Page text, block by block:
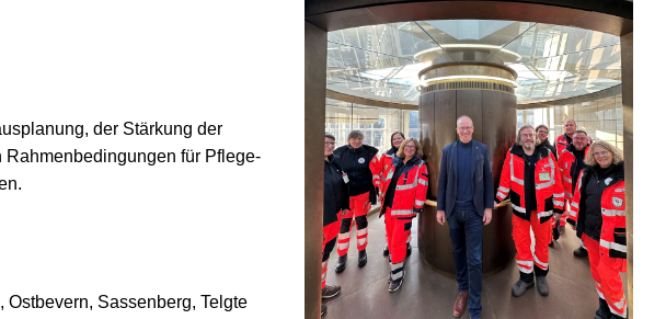
der Stärkung der
für Pflege-
Sassenberg, Telgte